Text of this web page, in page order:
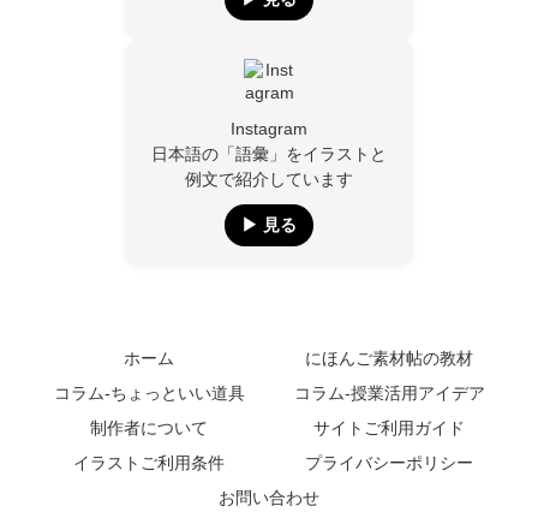
Instagram
日本語の「語彙」をイラストと
例文で紹介しています
▶︎ 見る
ホーム
にほんご素材帖の教材
コラム-ちょっといい道具
コラム-授業活用アイデア
制作者について
サイトご利用ガイド
イラストご利用条件
プライバシーポリシー
お問い合わせ